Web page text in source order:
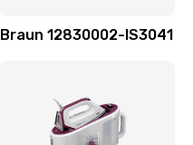
Braun 12830002-IS3041